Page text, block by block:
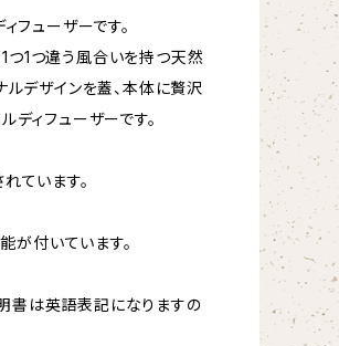
フューザーです。
1つ違う風合いを持つ天然
デザインを蓋、本体に贅沢
ィフューザーです。
ています。
が付いています。
書は英語表記になりますの